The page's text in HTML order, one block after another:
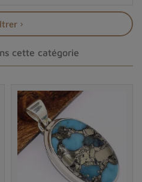
de Nishapur
cette catégorie